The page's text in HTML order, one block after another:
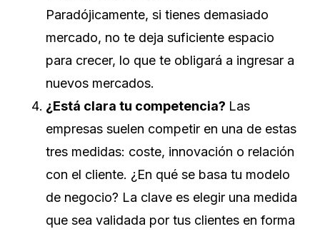
Paradójicamente, si tienes demasiado
mercado, no te deja suficiente espacio
para crecer, lo que te obligará a ingresar a
nuevos mercados.
¿Está clara tu competencia? Las
empresas suelen competir en una de estas
tres medidas: coste, innovación o relación
con el cliente. ¿En qué se basa tu modelo
de negocio? La clave es elegir una medida
que sea validada por tus clientes en forma